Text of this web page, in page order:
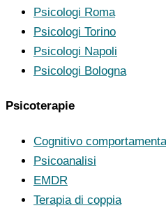
Psicologi Roma
Psicologi Torino
Psicologi Napoli
Psicologi Bologna
Psicoterapie
Cognitivo
Psicoanalisi
EMDR
Terapia di coppia